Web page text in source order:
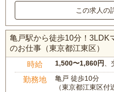
この求人の
亀戸駅から徒歩10分！3LDK
のお仕事（東京都江東区）
時給 1,500〜1,860円、
勤務地
亀戸 徒歩10分
（東京都江東区付